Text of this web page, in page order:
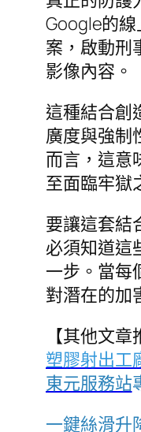
Google的
案，啟動刑
影像內容。
這種結合創
廣度與強制
而言，這意
至面臨牢獄
要讓這套結
必須知道這
一步。當每
對潛在的加
【其他文章
塑膠射出工
東元服務站
一鍵絲滑升